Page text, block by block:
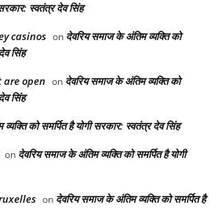
स्वतंत्र देव सिंह
casinos on देवरिय समाज के अंतिम व्यक्ति को
सिंह
are open on देवरिय समाज के अंतिम व्यक्ति को
सिंह
को समर्पित है योगी सरकार: स्वतंत्र देव सिंह
on देवरिय समाज के अंतिम व्यक्ति को समर्पित है योगी
on देवरिय समाज के अंतिम व्यक्ति को समर्पित है